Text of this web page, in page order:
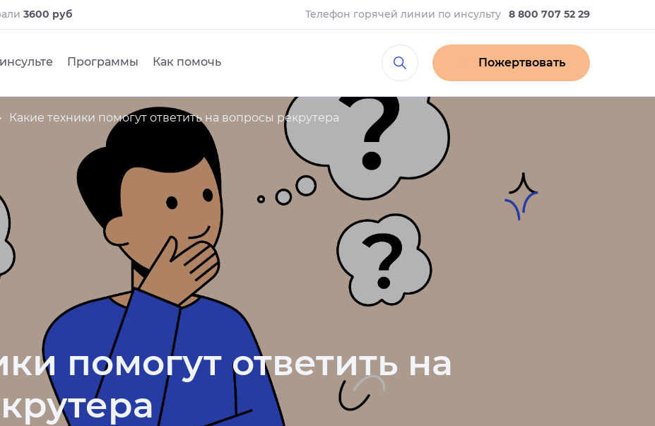
3600 руб Телефон горячей линии по инсульту 8 800 707 52 29
Программы Как помочь Пожертвовать
Какие техники помогут ответить на вопросы рекрутера
помогут ответить на